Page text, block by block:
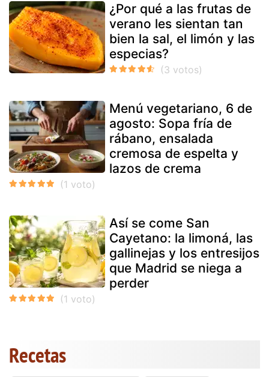
¿Por qué a las frutas de
verano les sientan tan
bien la sal, el limón y las
especias?
Menú vegetariano, 6 de
agosto: Sopa fría de
rábano, ensalada
cremosa de espelta y
lazos de crema
Así se come San
Cayetano: la limoná, las
gallinejas y los entresijos
que Madrid se niega a
perder
Recetas